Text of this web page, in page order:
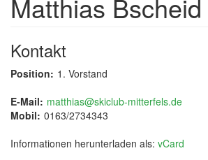
Matthias Bscheid
Kontakt
Position: 1. Vorstand
E-Mail: matthias@skiclub-mitterfels.de
Mobil: 0163/2734343
Informationen herunterladen als: vCard